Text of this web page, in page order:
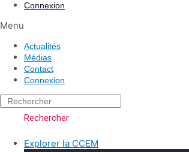
Connexion
Menu
Actualités
Médias
Contact
Connexion
Rechercher
Explorer la CCEM